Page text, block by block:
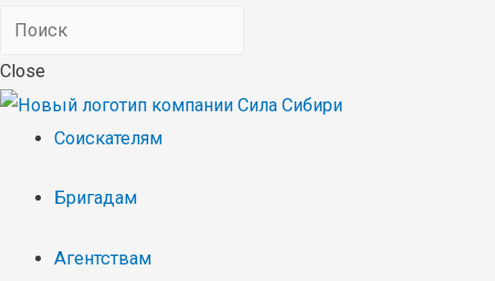
Close
Соискателям
Бригадам
Агентствам